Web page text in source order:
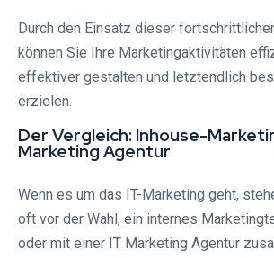
Durch den Einsatz dieser
können Sie Ihre Marketingaktivitäten
effektiver gestalten und letztendlich
erzielen.
Der Vergleich: Inhouse-
Marketing Agentur
Wenn es um das IT-Marketing geht,
oft vor der Wahl, ein internes
oder mit einer IT Marketing Agentur